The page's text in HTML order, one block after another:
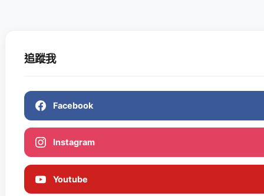
追蹤我
Facebook
Instagram
Youtube